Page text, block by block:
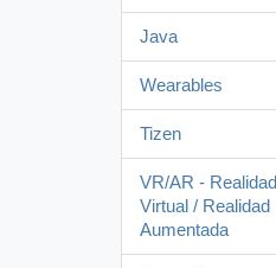
Java
Wearables
Tizen
VR/AR - Realidad
Virtual / Realidad
Aumentada